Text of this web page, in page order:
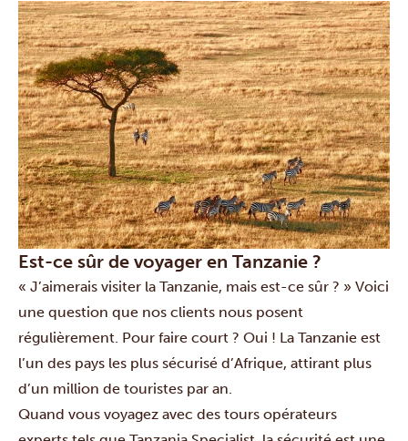
Est-ce sûr de voyager en Tanzanie ?
« J’aimerais visiter la Tanzanie, mais est-ce sûr ? » Voici
une question que nos clients nous posent
régulièrement. Pour faire court ? Oui ! La Tanzanie est
l’un des pays les plus sécurisé d’Afrique, attirant plus
d’un million de touristes par an.
Quand vous voyagez avec des tours opérateurs